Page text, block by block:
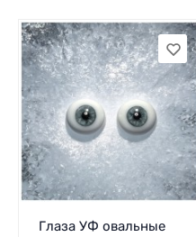
Глаза УФ овальные